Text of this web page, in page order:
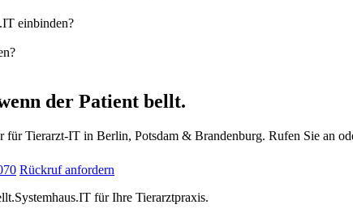
einbinden?
der Patient bellt.
für Tierarzt-IT in Berlin, Potsdam & Brandenburg. Rufen Sie an
Rückruf anfordern
Systemhaus.IT für Ihre Tierarztpraxis.